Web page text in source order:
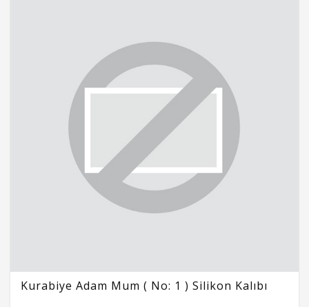
Kurabiye Adam Mum ( No: 1 ) Silikon Kalıbı